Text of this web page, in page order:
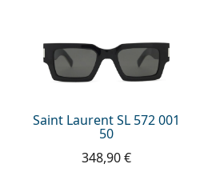
Saint Laurent SL 572 001
50
348,90 €